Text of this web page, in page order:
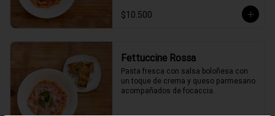
$10.500
Fettuccine Rossa
Pasta fresca con salsa boloñesa con
un toque de crema y queso parmesano
acompañados de focaccia.